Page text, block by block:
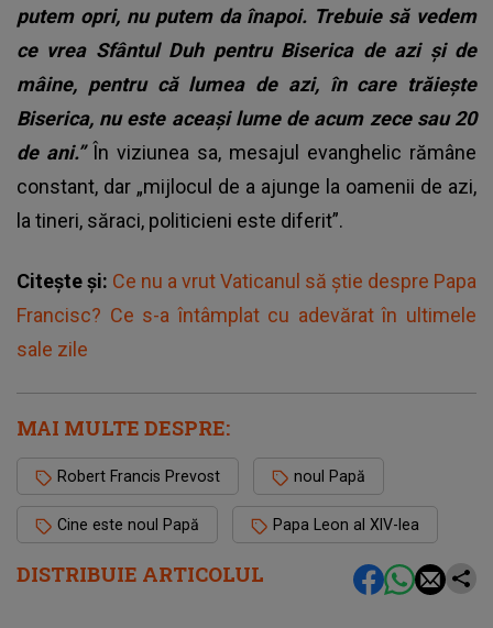
DISTRIBUIE ARTICOLUL
putem opri, nu putem da înapoi. Trebuie să vedem
ce vrea Sfântul Duh pentru Biserica de azi şi de
mâine, pentru că lumea de azi, în care trăieşte
Biserica, nu este aceaşi lume de acum zece sau 20
de ani.” În viziunea sa, mesajul evanghelic rămâne
constant, dar „mijlocul de a ajunge la oamenii de azi,
la tineri, săraci, politicieni este diferit”.
Citește și: Ce nu a vrut Vaticanul să știe despre Papa
Francisc? Ce s-a întâmplat cu adevărat în ultimele
sale zile
MAI MULTE DESPRE:
Robert Francis Prevost noul Papă
Cine este noul Papă Papa Leon al XIV-lea